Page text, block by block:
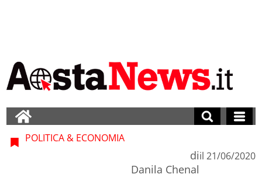
POLITICA & ECONOMIA
di
Danila Chenal
il 21/06/2020